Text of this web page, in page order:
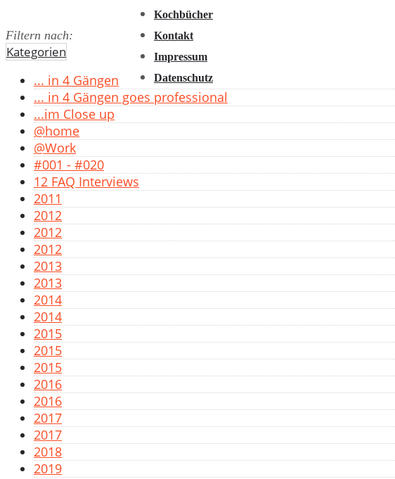
Kochbücher
Kontakt
Impressum
Datenschutz
Filtern nach:
Kategorien
... in 4 Gängen
... in 4 Gängen goes professional
...im Close up
@home
@Work
#001 - #020
12 FAQ Interviews
2011
2012
2012
2012
2013
2013
2014
2014
2015
2015
2015
2016
2016
2017
2017
2018
2019